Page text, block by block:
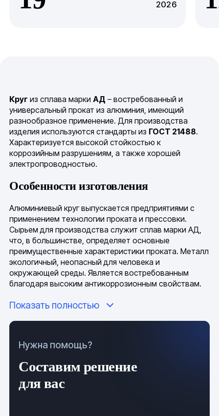
2026
Круг из сплава маркиАД – востребованный и
универсальный прокат из алюминия, имеющий
разнообразное применение. Для производства
изделия используются стандарты из ГОСТ 21488.
Характеризуется высокой стойкостью к
коррозийным разрушениям, а также хорошей
электропроводностью.
Особенности изготовления
Алюминиевый круг выпускается предприятиями с
применением технологии проката и прессовки.
Сырьем для производства служит сплав марки АД,
что, в большинстве, определяет основные
преимущественные характеристики проката. Металл
экологичный, неопасный для человека и
окружающей среды. Является востребованным
благодаря высоким антикоррозионным свойствам.
Продукция выпускается мерной и немерной длины.
длиной от полметра до 4 м, с диаметром до 80 мм –
поставляться в бухтах. Для удовлетворения разных
точностью нормальной и повышенной.
Маркируются изделия в зависимости от параметров.
Показать полностью
Нужна помощь?
Составим решение
для вас